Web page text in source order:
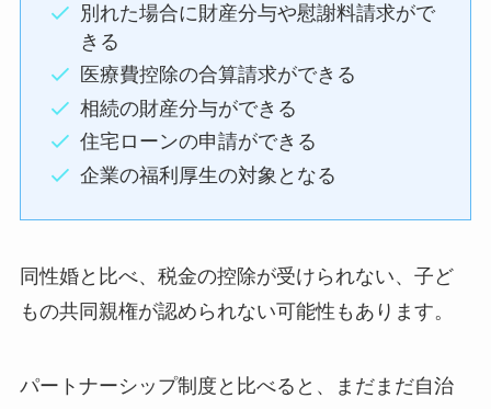
別れた場合に財産分与や慰謝料請求がで
きる
医療費控除の合算請求ができる
相続の財産分与ができる
住宅ローンの申請ができる
企業の福利厚生の対象となる
同性婚と比べ、税金の控除が受けられない、子ど
もの共同親権が認められない可能性もあります。
パートナーシップ制度と比べると、まだまだ自治